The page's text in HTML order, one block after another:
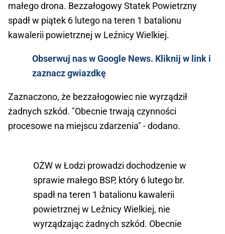
małego drona. Bezzałogowy Statek Powietrzny
spadł w piątek 6 lutego na teren 1 batalionu
kawalerii powietrznej w Leźnicy Wielkiej.
Obserwuj nas w Google News. Kliknij w link i
zaznacz gwiazdkę
Zaznaczono, że bezzałogowiec nie wyrządził
żadnych szkód. "Obecnie trwają czynności
procesowe na miejscu zdarzenia" - dodano.
OŻW w Łodzi prowadzi dochodzenie w
sprawie małego BSP, który 6 lutego br.
spadł na teren 1 batalionu kawalerii
powietrznej w Leźnicy Wielkiej, nie
wyrządzając żadnych szkód. Obecnie